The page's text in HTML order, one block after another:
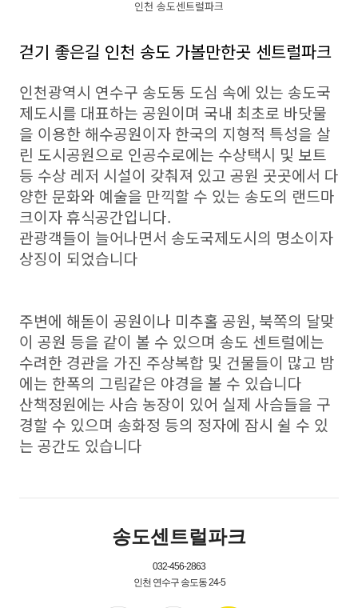
인천 송도센트럴파크
걷기 좋은길 인천 송도 가볼만한곳 센트럴파크
인천광역시 연수구 송도동 도심 속에 있는 송도국
제도시를 대표하는 공원이며 국내 최초로 바닷물
을 이용한 해수공원이자 한국의 지형적 특성을 살
린 도시공원으로 인공수로에는 수상택시 및 보트
등 수상 레저 시설이 갖춰져 있고 공원 곳곳에서 다
양한 문화와 예술을 만끽할 수 있는 송도의 랜드마
크이자 휴식공간입니다.
관광객들이 늘어나면서 송도국제도시의 명소이자
상징이 되었습니다
주변에 해돋이 공원이나 미추홀 공원, 북쪽의 달맞
이 공원 등을 같이 볼 수 있으며 송도 센트럴에는
수려한 경관을 가진 주상복합 및 건물들이 많고 밤
에는 한폭의 그림같은 야경을 볼 수 있습니다
산책정원에는 사슴 농장이 있어 실제 사슴들을 구
경할 수 있으며 송화정 등의 정자에 잠시 쉴 수 있
는 공간도 있습니다